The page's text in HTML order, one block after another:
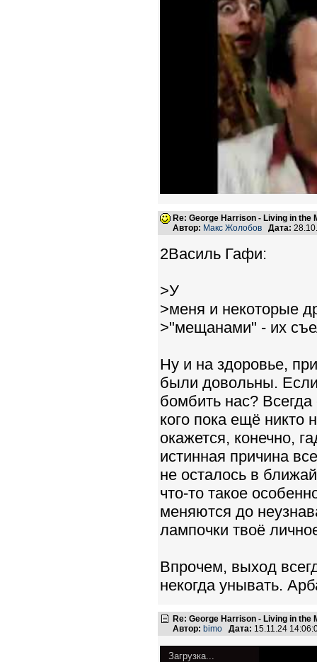
Re: George Harrison - Living in the
Автор: Макс Жолобов Дата:
2Василь Гафи:
>У
>меня и некоторые
>"мещанами" - их
Ну и на здоровье,
были довольны.
бомбить нас? Всегда
кого пока ещё никто
окажется, конечно,
истинная причина
не осталось в
что-то такое
меняются до
лампочки твоё
Впрочем, выход
некогда унывать.
Re: George Harrison - Living in the
Автор: bimo Дата: 15.11.24
Загрузка...